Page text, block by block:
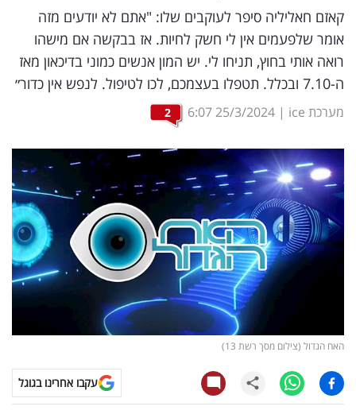
וטק
שיווק
ופרסום
משפט
מדדים
ומחקרים
דעות
רכילות
ויראלי
טלוויזיה
קאזם חאליליה סיפר לעוקבים שלו: "אתם לא יודעים מזה
אומר שלפעמים אין לי חשק לחיות. אז בבקשה אם מישהו
רואה אותי בחוץ, תניחו לי. יש המון אנשים כמוני בדיכאון מאז
ה-7.10 ובכלל. תטפלו בעצמכם, לכו לטיפול. לנפש אין כדור״
מערכת ice |
25/3/2024
6:07
2
האח הגדול (צילום מסך רשת 13)
עקבו אחרינו בגוגל